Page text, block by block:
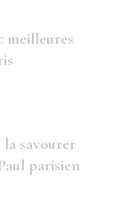
meilleures
savourer
parisien